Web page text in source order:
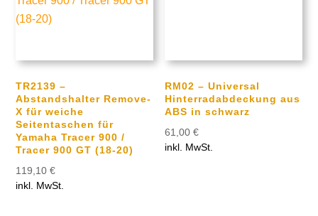
TR2139 –
Abstandshalter Remove-
X für weiche
Seitentaschen für
Yamaha Tracer 900 /
Tracer 900 GT (18-20)
119,10€
inkl. MwSt.
RM02 – Universal
Hinterradabdeckung aus
ABS in schwarz
61,00€
inkl. MwSt.